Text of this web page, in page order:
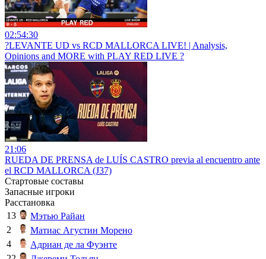
02:54:30
?LEVANTE UD vs RCD MALLORCA LIVE! | Analysis,
Opinions and MORE with PLAY RED LIVE ?
21:06
RUEDA DE PRENSA de LUÍS CASTRO previa al encuentro ante
el RCD MALLORCA (J37)
Стартовые составы
Запасные игроки
Расстановка
13
Мэтью Райан
2
Матиас Агустин Морено
4
Адриан де ла Фуэнте